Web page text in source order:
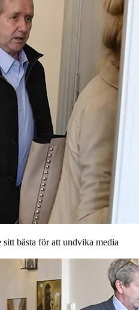
bästa för att undvika media